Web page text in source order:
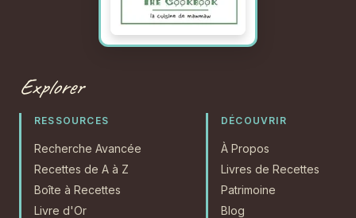
Explorer
RESSOURCES
Recherche Avancée
Recettes de A à Z
Boîte à Recettes
Livre d'Or
DÉCOUVRIR
À Propos
Livres de Recettes
Patrimoine
Blog